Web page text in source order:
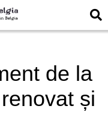
de la
și